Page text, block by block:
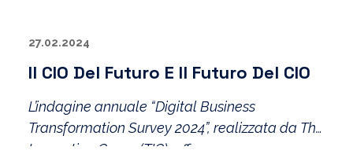
digitale
27.02.2024
Il CIO Del Futuro E Il Futuro Del CIO
L’indagine annuale “Digital Business
Transformation Survey 2024”, realizzata da The
Innovation Group (TIG), offre una mappa per